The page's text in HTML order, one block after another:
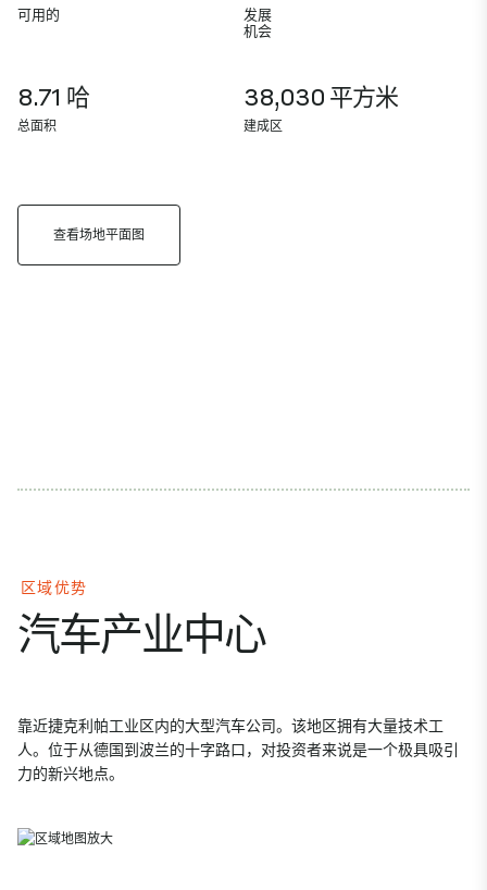
可用的
发展
机会
8.71 哈
总面积
38,030 平方米
建成区
查看场地平面图
区域优势
汽车产业中心
靠近捷克利帕工业区内的大型汽车公司。该地区拥有大量技术工
人。位于从德国到波兰的十字路口，对投资者来说是一个极具吸引
力的新兴地点。